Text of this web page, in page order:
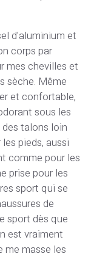
d'aluminium et
corps par
mes chevilles et
sèche. Même
et confortable,
sous les
talons loin
pieds, aussi
comme pour les
prise pour les
sport qui se
de
sport dès que
est vraiment
me masse les